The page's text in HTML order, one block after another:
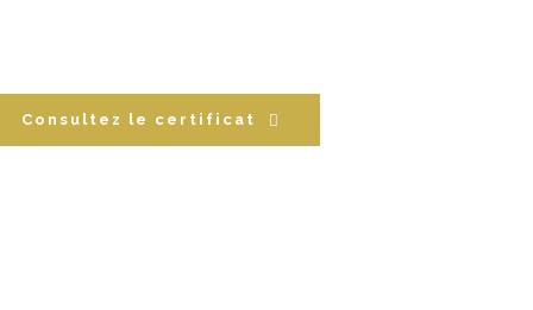
Consultez le certificat